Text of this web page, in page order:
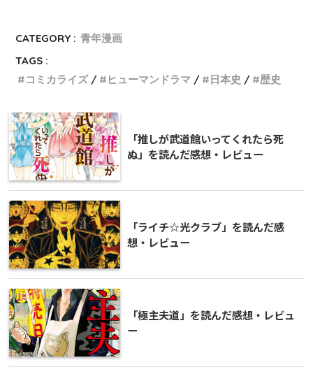
CATEGORY : 青年漫画
TAGS :
コミカライズ
ヒューマンドラマ 日本史 歴史
「推しが武道館いってくれたら死
ぬ」を読んだ感想・レビュー
「ライチ☆光クラブ」を読んだ感
想・レビュー
「極主夫道」を読んだ感想・レビュ
ー